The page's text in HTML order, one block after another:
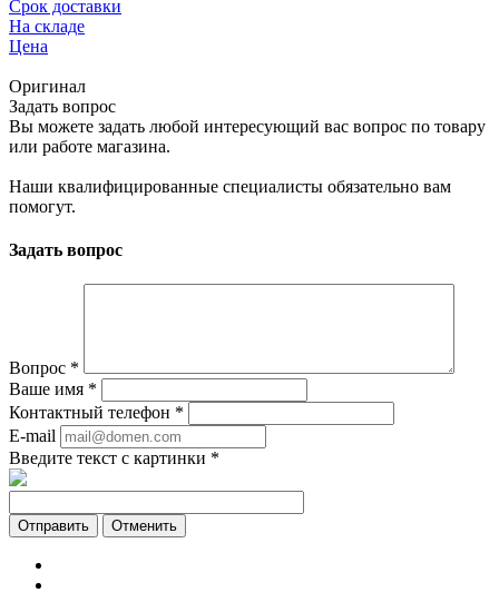
Срок доставки
На складе
Цена
Оригинал
Задать вопрос
Вы можете задать любой интересующий вас вопрос по товару
или работе магазина.
Наши квалифицированные специалисты обязательно вам
помогут.
Задать вопрос
Вопрос *
Ваше имя *
Контактный телефон *
E-mail
Введите текст с картинки *
Отменить